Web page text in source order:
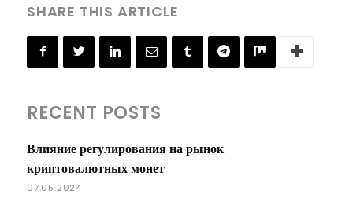
SHARE THIS ARTICLE
RECENT POSTS
Влияние регулирования на рынок
криптовалютных монет
07.05.2024